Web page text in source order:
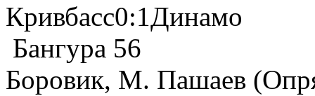
Кривбасс0:1Динамо
Бангура 56
Боровик, М. Пашаев